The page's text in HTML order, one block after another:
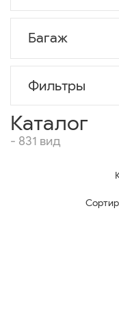
Багаж
Фильтры
Каталог
- 831 вид